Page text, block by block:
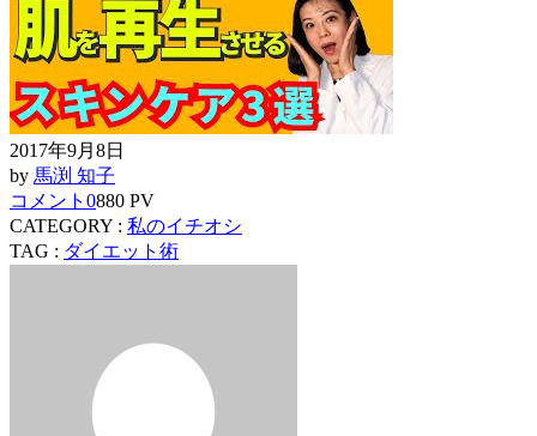
2017年9月8日
by 馬渕 知子
コメント 0880 PV
CATEGORY : 私のイチオシ
TAG : ダイエット術